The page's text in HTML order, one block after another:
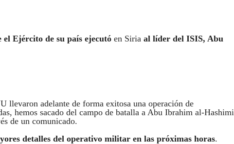
Ejército de su país ejecutó en Siria al líder del ISIS, Abu
llevaron adelante de forma exitosa una operación de
hemos sacado del campo de batalla a Abu Ibrahim al-Hashimi
de un comunicado.
detalles del operativo militar en las próximas horas.